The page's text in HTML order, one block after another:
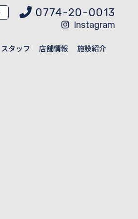
0774-20-0013
Instagram
スタッフ 店舗情報 施設紹介